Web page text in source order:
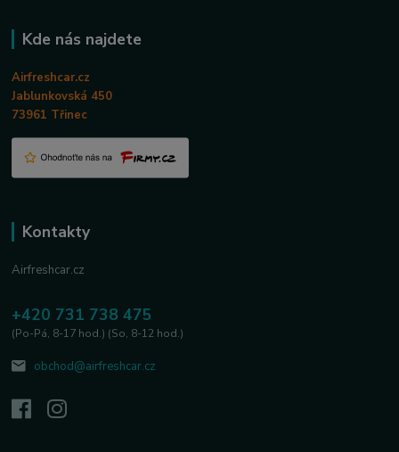
Kde nás najdete
Airfreshcar.cz
Jablunkovská 450
73961 Třinec
Kontakty
Airfreshcar.cz
+420 731 738 475
(Po-Pá, 8-17 hod.) (So, 8-12 hod.)
obchod@airfreshcar.cz